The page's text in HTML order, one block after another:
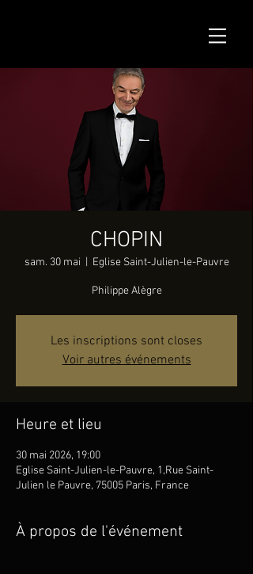
CHOPIN
sam. 30 mai Eglise Saint-Julien-le-Pauvre
Philippe Alègre
Les inscriptions sont closes
Voir autres événements
Heure et lieu
30 mai 2026, 19:00
Eglise Saint-Julien-le-Pauvre, 1,Rue Saint-
Julien le Pauvre, 75005 Paris, France
À propos de l'événement